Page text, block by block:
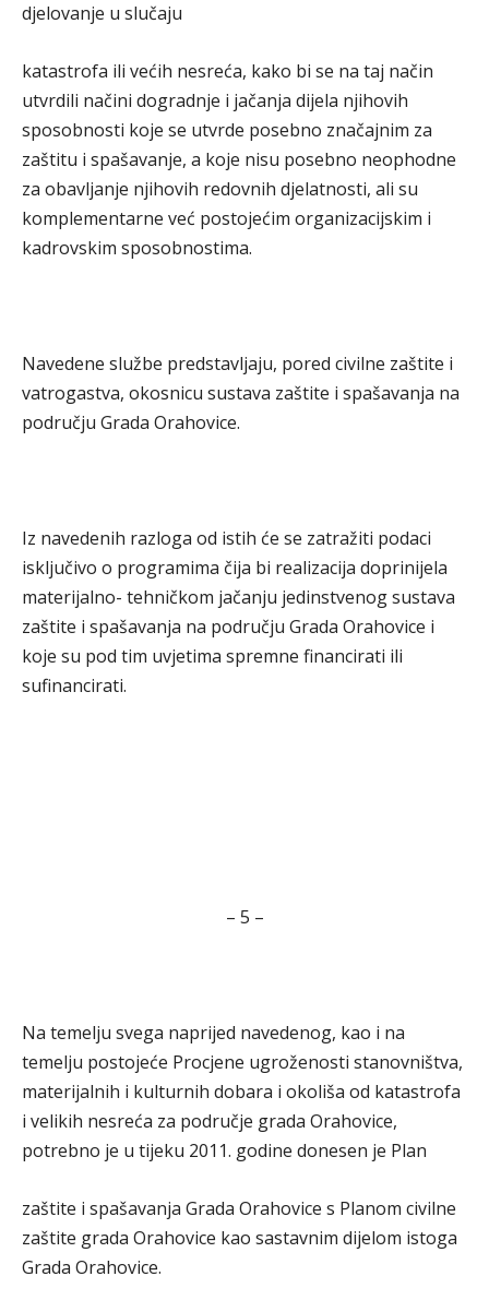
djelovanje u slučaju
katastrofa ili većih nesreća, kako bi se na taj način
utvrdili načini dogradnje i jačanja dijela njihovih
sposobnosti koje se utvrde posebno značajnim za
zaštitu i spašavanje, a koje nisu posebno neophodne
za obavljanje njihovih redovnih djelatnosti, ali su
komplementarne već postojećim organizacijskim i
kadrovskim sposobnostima.
Navedene službe predstavljaju, pored civilne zaštite i
vatrogastva, okosnicu sustava zaštite i spašavanja na
području Grada Orahovice.
Iz navedenih razloga od istih će se zatražiti podaci
isključivo o programima čija bi realizacija doprinijela
materijalno- tehničkom jačanju jedinstvenog sustava
zaštite i spašavanja na području Grada Orahovice i
koje su pod tim uvjetima spremne financirati ili
sufinancirati.
– 5 –
Na temelju svega naprijed navedenog, kao i na
temelju postojeće Procjene ugroženosti stanovništva,
materijalnih i kulturnih dobara i okoliša od katastrofa
i velikih nesreća za područje grada Orahovice,
potrebno je u tijeku 2011. godine donesen je Plan
zaštite i spašavanja Grada Orahovice s Planom civilne
zaštite grada Orahovice kao sastavnim dijelom istoga
Grada Orahovice.